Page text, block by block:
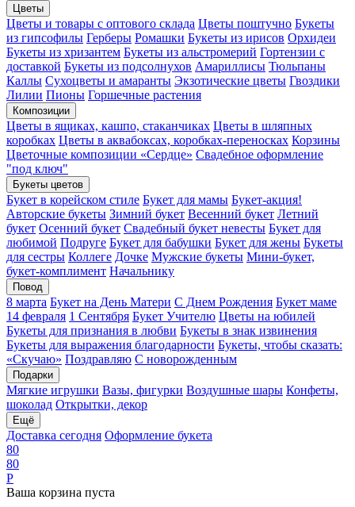
Цветы
Цветы и товары с оптового склада Цветы поштучно Букеты
из гипсофилы Герберы Ромашки Букеты из ирисов Орхидеи
Букеты из хризантем Букеты из альстромерий Гортензии с
доставкой Букеты из подсолнухов Амариллисы Тюльпаны
Каллы Сухоцветы и амаранты Экзотические цветы Гвоздики
Лилии Пионы Горшечные растения
Композиции
Цветы в ящиках, кашпо, стаканчиках Цветы в шляпных
коробках Цветы в аквабоксах, коробках-переносках Корзины
Цветочные композиции «Сердце» Свадебное оформление
"под ключ"
Букеты цветов
Букет в корейском стиле Букет для мамы Букет-акция!
Авторские букеты Зимний букет Весенний букет Летний
букет Осенний букет Свадебный букет невесты Букет для
любимой Подруге Букет для бабушки Букет для жены Букеты
для сестры Коллеге Дочке Мужские букеты Мини-букет,
букет-комплимент Начальнику
Повод
8 марта Букет на День Матери С Днем Рождения Букет маме
14 февраля 1 Сентября Букет Учителю Цветы на юбилей
Букеты для признания в любви Букеты в знак извинения
Букеты для выражения благодарности Букеты, чтобы сказать:
«Скучаю» Поздравляю С новорожденным
Подарки
Мягкие игрушки Вазы, фигурки Воздушные шары Конфеты,
шоколад Открытки, декор
Ещё
Доставка сегодня Оформление букета
80
80
Р
Ваша корзина пуста